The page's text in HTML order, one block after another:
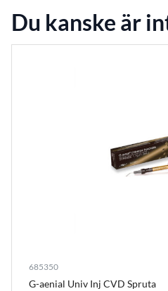
Du kanske är
685350
G-aenial Univ Inj CVD Spruta